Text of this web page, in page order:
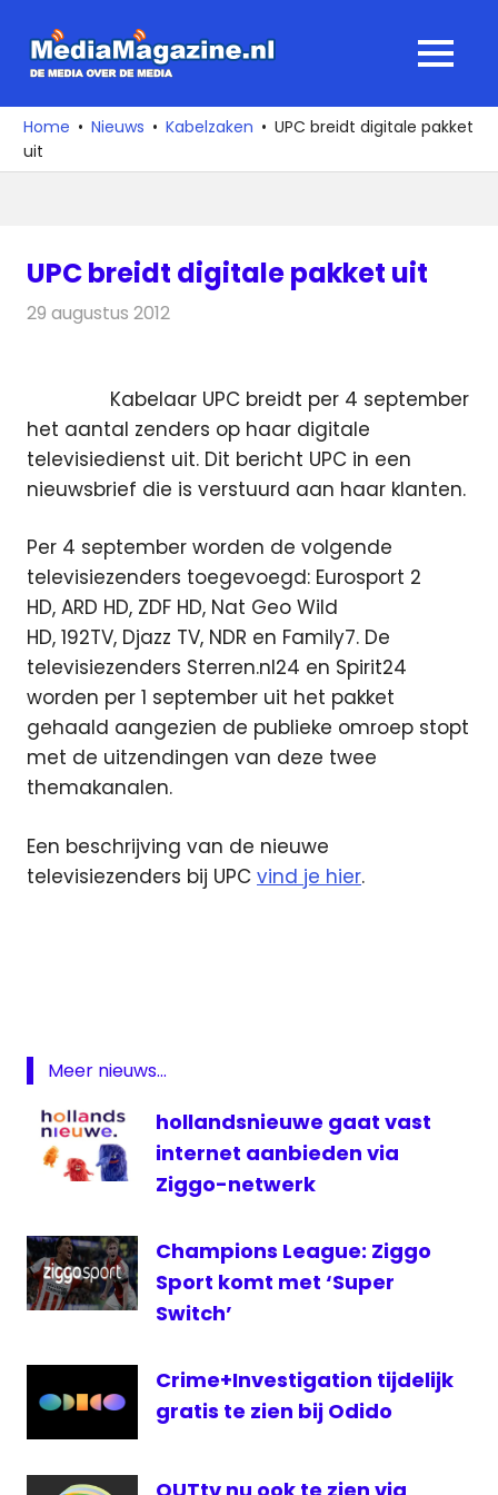
naar
media
over
de
MENU
Home Nieuws Kabelzaken
UPC breidt digitale pakket
uit
UPC breidt digitale pakket uit
29 augustus 2012
Kabelaar UPC breidt per 4 september
het aantal zenders op haar digitale
televisiedienst uit. Dit bericht UPC in een
nieuwsbrief die is verstuurd aan haar klanten.
Per 4 september worden de volgende
televisiezenders toegevoegd: Eurosport 2
HD, ARD HD, ZDF HD, Nat Geo Wild
HD, 192TV, Djazz TV, NDR en Family7. De
televisiezenders Sterren.nl24 en Spirit24
worden per 1 september uit het pakket
gehaald aangezien de publieke omroep stopt
met de uitzendingen van deze twee
themakanalen.
Een beschrijving van de nieuwe
televisiezenders bij UPC vind je hier.
televisie
UPC
ZDF
Meer nieuws...
hollandsnieuwe gaat vast
internet aanbieden via
Ziggo-netwerk
Champions League: Ziggo
Sport komt met ‘Super
Switch’
Crime+Investigation tijdelijk
gratis te zien bij Odido